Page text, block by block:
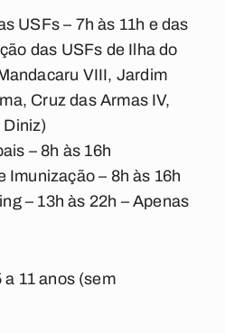
USFs – 7h às 11h e das
das USFs de Ilha do
VIII, Jardim
Cruz das Armas IV,
– 8h às 16h
Imunização – 8h às 16h
– 13h às 22h – Apenas
11 anos (sem